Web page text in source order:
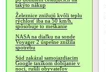
takýto nákup
Železnice znižujú kvôli teplu
rýchlosť iba na 50 km/h,
spôsobuje to meškanie
NASA na diaľku na sonde
Voyager 2 úspešne znížila
spotrebu
Súd zakázal samojazdiacim
Google taxíkom dobíjanie v
noci, rušili obyvateľov